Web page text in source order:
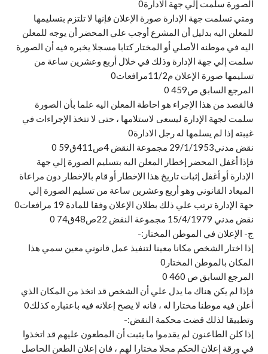
الصورة سلمت إلي جهة الادارة0
ومتي تسلمت جهة الإدارة صورة الإعلان فإنها لا تلتزم بتسليمها
للمعلن اليه بدليل أن المشرع أوجب علي المحضر أن يوجه للمعلن
اليه في موطنه الأصلي أو المختار كتابا مسجلا يخبره فيه أن الصورة
سلمت إلي جهة الإدارة وذلك في خلال أربع وعشرين ساعة من
تسليمها صورة الإعلان م11/2مرافعات0
المرجع السابق ص459 0
فالقصد من هذا الإجراء هو احاطة المعلن اليه علما بأن الصورة
سلمت لجهة الإدارة ليسعى لاستلامها ، حتى لا تتخذ الإجراءات في
غيبته إذا لم يسلمها له رجل الادارة0
نقض مدني29/1/1953 مجموعة النقض 4ص411ق59 0
فإذا أغفل المحضر إخطار المعلن اليه بتسليم الصورة إلي جهة
الإدارة أو أغفل إثبات تاريخ هذا الإخطار أو قام بالإخطار دون مراعاة
الميعاد القانوني وهو أربع وعشرين ساعة من تسليم الصورة إلي
جهة الإدارة ترتب علي ذلك بطلان الإعلان وفقا للمادة 19 مرافعات0
نقض مدني 15/4/1979 مجموعة النقض 22ص48ق74 0
ج- الإعلان في الموطن المختار:-
إذا اختار الشخص مكانا معينا لتنفيذ عمل قانوني معين سمي هذا
المكان بالموطن المختار0
المرجع السابق ص 460 0
فإذا لم يكن هناك ما يدل علي أن الشخص قد اتخذ من المكان الذي
أعلن فيه موطنا مختارا له ، فانه لا يصح إعلانه فيه باعتباره كذلك0
وتطبيقا لذلك قضت محكمة النقض:-
إذا كلن الطاعنون لم يقدموا ما يثبت أن المطعون عليهم قد اتخذوا
في ورقة إعلان الحكم محلا مختارا لهم ، فان إعلان الطعن الحاصل